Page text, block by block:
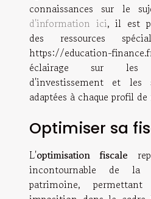
connaissances sur le
d'information ici, il est
des ressources
https://education-
éclairage sur les
d'investissement et les
adaptées à chaque profil de
Optimiser sa
L'optimisation fiscale
incontournable de
patrimoine,